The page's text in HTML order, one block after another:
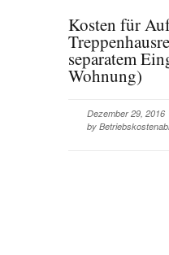
Kosten für
separatem
Wohnung)
Dezember 29, 2016
by